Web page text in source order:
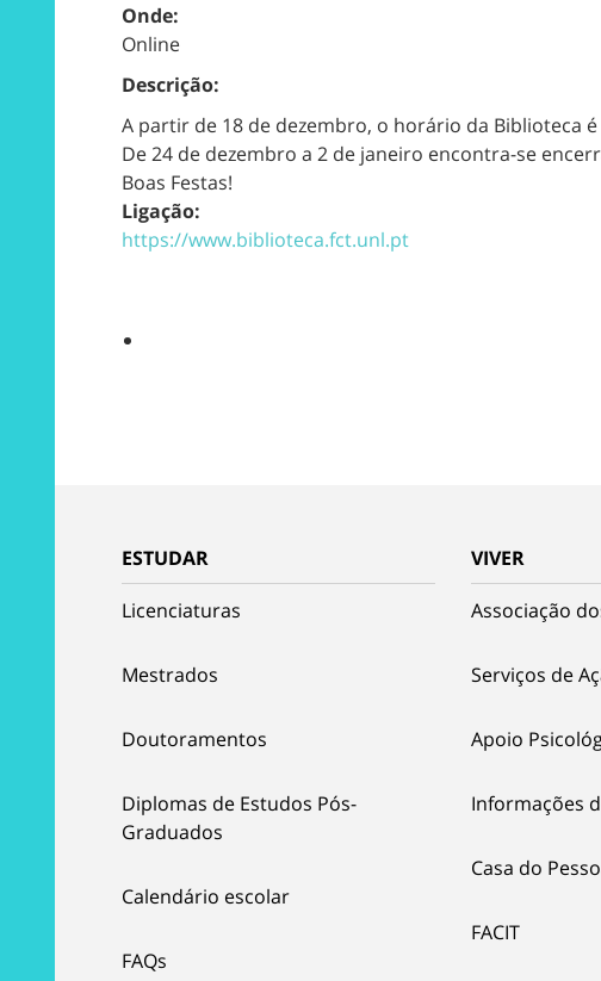
Onde:
Online
Descrição:
A partir de 18 de dezembro, o horário da Biblioteca é
De 24 de dezembro a 2 de janeiro encontra-se
Boas Festas!
Ligação:
https://www.biblioteca.fct.unl.pt
ESTUDAR
Licenciaturas
Mestrados
Doutoramentos
Diplomas de Estudos Pós-
Graduados
Calendário escolar
FAQs
VIVER
Associação
Serviços de
Apoio
Informações
Casa do
FACIT